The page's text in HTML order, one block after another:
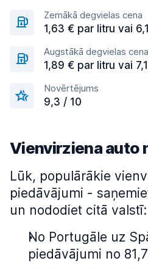
Zemākā degvielas cena
1,63 € par litru vai
Augstākā degvielas cena
1,89 € par litru vai
Novērtējums
9,3 / 10
Vienvirziena auto
Lūk, populārākie
piedāvājumi -
un nododiet citā valstī:
No Portugāle uz
piedāvājumi no